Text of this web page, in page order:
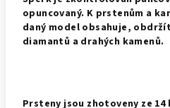
opuncovaný. K prstenům a
daný model obsahuje,
diamantů a drahých kamenů.
Prsteny jsou zhotoveny ze